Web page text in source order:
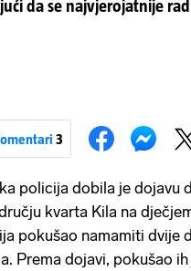
da se najvjerojatnije
3
policija dobila je dojavu
kvarta Kila na
pokušao namamiti dvije
Prema dojavi, pokušao